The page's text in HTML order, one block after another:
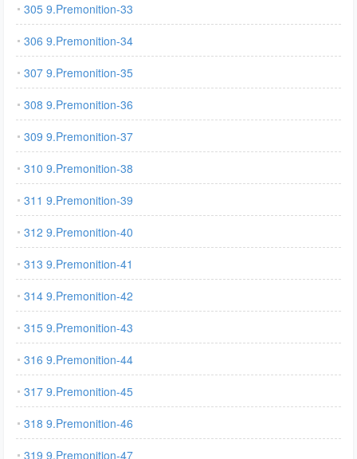
305 9.Premonition-33
306 9.Premonition-34
307 9.Premonition-35
308 9.Premonition-36
309 9.Premonition-37
310 9.Premonition-38
311 9.Premonition-39
312 9.Premonition-40
313 9.Premonition-41
314 9.Premonition-42
315 9.Premonition-43
316 9.Premonition-44
317 9.Premonition-45
318 9.Premonition-46
319 9.Premonition-47